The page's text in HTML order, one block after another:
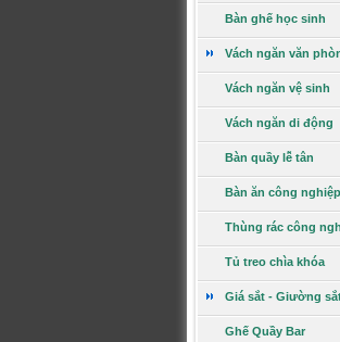
Bàn ghế học sinh
Vách ngăn văn
Vách ngăn vệ sinh
Vách ngăn di động
Bàn quầy lễ tân
Bàn ăn công nghiệp
Thùng rác công
Tủ treo chìa khóa
Giá sắt - Giường
Ghế Quầy Bar
Giá:
748.000
Xem chi tiết
Giá:1.750.000